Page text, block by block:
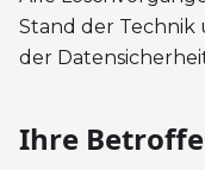
Stand der
der
Ihre